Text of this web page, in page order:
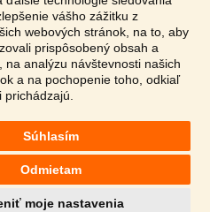
vášho zážitku z
webových stránok, na to, aby
prispôsobený obsah a
na analýzu návštevnosti našich
a na pochopenie toho, odkiaľ
Súhlasím
Odmietam
moje nastavenia
1 2 3 Ďalšia
12317